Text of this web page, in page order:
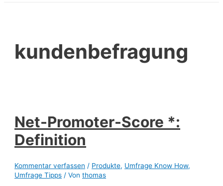
kundenbefragung
Net-Promoter-Score *:
Definition
Kommentar verfassen / Produkte, Umfrage Know How,
Umfrage Tipps / Vonthomas